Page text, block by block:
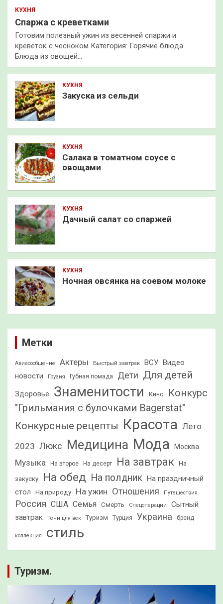
КУХНЯ
Спаржа с креветками
Готовим полезный ужин из весенней спаржи и
креветок с чесноком Категория: Горячие блюда
Блюда из овощей…
КУХНЯ
Закуска из сельди
КУХНЯ
Салака в томатном соусе с
овощами
КУХНЯ
Дачный салат со спаржей
КУХНЯ
Ночная овсянка на соевом молоке
Метки
Авиасообщение Актеры Быстрый завтрак ВСУ
Видео
новости
Грузия Губная помада Дети Для детей
Здоровье Знаменитости Кино
Конкурс
"Грильмания с булочками Bagerstat"
Конкурсные рецепты Красота Лето
2023 Люкс Медицина Мода Москва
Музыка На второе На десерт На завтрак На
закуску На обед На полдник
На праздничный
стол
На природу На ужин Отношения Путешествия
Россия США Семья Смерть Спецоперации
Сытный
завтрак
Тени для век Туризм Турция Украина бренд
коллекция стиль
Туризм.